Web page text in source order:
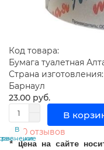
Код товара:
Бумага туалетная
Страна изготовления:
Барнаул
23.00 руб.
В
В
закладки
В 0 отзывов
* Цена на сайте